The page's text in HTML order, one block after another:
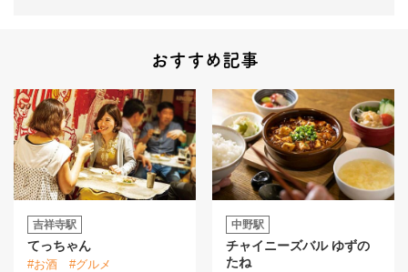
おすすめ記事
吉祥寺駅
てっちゃん
#お酒 #グルメ
中野駅
チャイニーズバル ゆずの
たね